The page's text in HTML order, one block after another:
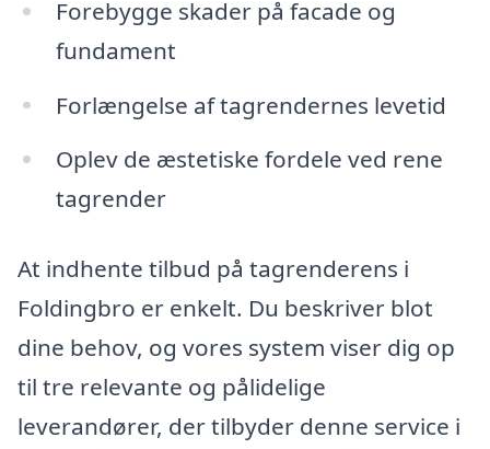
Forebygge skader på facade og
fundament
Forlængelse af tagrendernes levetid
Oplev de æstetiske fordele ved rene
tagrender
At indhente tilbud på tagrenderens i
Foldingbro er enkelt. Du beskriver blot
dine behov, og vores system viser dig op
til tre relevante og pålidelige
leverandører, der tilbyder denne service i